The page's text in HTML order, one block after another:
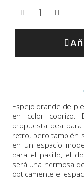
Espejo grande de
en color cobrizo.
propuesta ideal
retro, pero también
en un espacio
para el pasillo, el
será una hermosa
ópticamente el